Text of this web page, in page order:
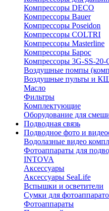
Компрессоры DECO
Компрессоры Bauer
Компрессоры Poseidon
Компрессоры COLTRI
Компрессоры Masterline
Компрессоры Барос
Компрессоры 3G-SS-20-
Воздушные помпы
Воздушные пульты и
Масло
Фильтры
Комплектующие
Оборудование для
Подводная связь
Подводное фото и
Водолазные видео
Фотоаппараты для
INTOVA
Аксессуары
Аксессуары SeaLife
Вспышки и осветители
Сумки для
Фотоаппараты